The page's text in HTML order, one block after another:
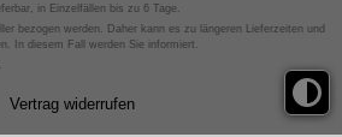
in Einzelfällen bis zu 6 Tage.
bezogen werden. Daher kann es zu längeren Lieferzeiten und
In diesem Fall werden Sie informiert.
Vertrag widerrufen